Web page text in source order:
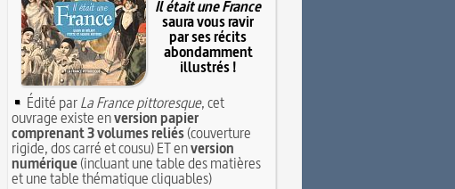
Il était une France
saura vous ravir
par ses récits
abondamment
illustrés !
Édité parLa France pittoresque, cet
ouvrage existe enversion papier
comprenant 3 volumes reliés(couverture
rigide, dos carré et cousu) ET enversion
numérique(incluant une table des matières
et une table thématique cliquables)